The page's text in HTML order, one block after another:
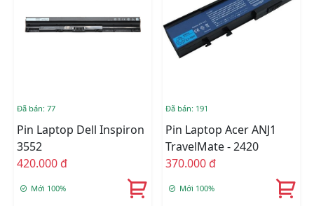
Đã bán: 77
Pin Laptop Dell Inspiron
3552
420.000 đ
Mới 100%
Đã bán: 191
Pin Laptop Acer ANJ1
TravelMate - 2420
370.000 đ
Mới 100%